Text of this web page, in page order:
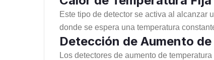
Este tipo de detector se activa al alcanzar
donde se espera una temperatura
Detección de Aumento
Los detectores de aumento de